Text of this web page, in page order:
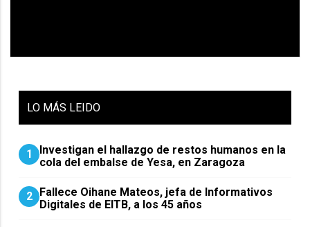
LO MÁS LEIDO
1
Investigan el hallazgo de restos humanos en la
cola del embalse de Yesa, en Zaragoza
2
Fallece Oihane Mateos, jefa de Informativos
Digitales de EITB, a los 45 años